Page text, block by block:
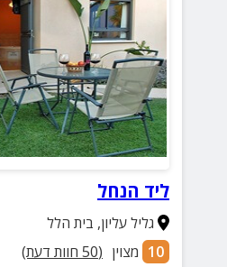
ליד הנחל
גליל עליון, בית הלל
10 מצוין (
50 חוות דעת)